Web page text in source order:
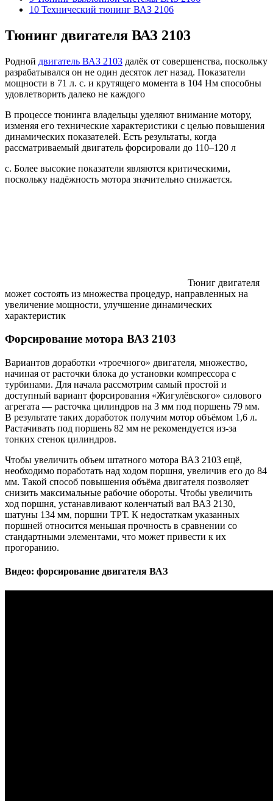
10 Технический тюнинг ВАЗ 2106
Тюнинг двигателя ВАЗ 2103
Родной двигатель ВАЗ 2103 далёк от совершенства, поскольку
разрабатывался он не один десяток лет назад. Показатели
мощности в 71 л. с. и крутящего момента в 104 Нм способны
удовлетворить далеко не каждого
В процессе тюнинга владельцы уделяют внимание мотору,
изменяя его технические характеристики с целью повышения
динамических показателей. Есть результаты, когда
рассматриваемый двигатель форсировали до 110–120 л
с. Более высокие показатели являются критическими,
поскольку надёжность мотора значительно снижается.
Тюниг двигателя
может состоять из множества процедур, направленных на
увеличение мощности, улучшение динамических
характеристик
Форсирование мотора ВАЗ 2103
Вариантов доработки «троечного» двигателя, множество,
начиная от расточки блока до установки компрессора с
турбинами. Для начала рассмотрим самый простой и
доступный вариант форсирования «Жигулёвского» силового
агрегата — расточка цилиндров на 3 мм под поршень 79 мм.
В результате таких доработок получим мотор объёмом 1,6 л.
Растачивать под поршень 82 мм не рекомендуется из-за
тонких стенок цилиндров.
Чтобы увеличить объем штатного мотора ВАЗ 2103 ещё,
необходимо поработать над ходом поршня, увеличив его до 84
мм. Такой способ повышения объёма двигателя позволяет
снизить максимальные рабочие обороты. Чтобы увеличить
ход поршня, устанавливают коленчатый вал ВАЗ 2130,
шатуны 134 мм, поршни ТРТ. К недостаткам указанных
поршней относится меньшая прочность в сравнении со
стандартными элементами, что может привести к их
прогоранию.
Видео: форсирование двигателя ВАЗ